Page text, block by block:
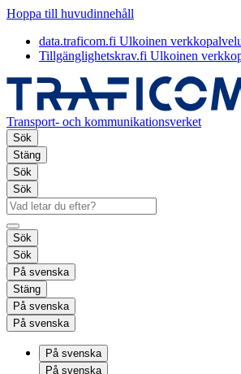
Hoppa till huvudinnehåll
data.traficom.fi Ulkoinen
Tillgänglighetskrav.fi Ulkoinen
Transport- och kommunikationsverket
Sök
Stäng
Sök
Sök
Sök
Sök
På svenska
Stäng
På svenska
På svenska
På svenska
På svenska